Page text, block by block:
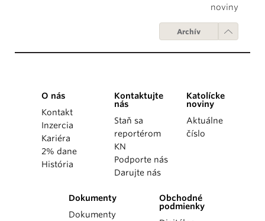
noviny
Archív
O nás
Kontakt
Inzercia
Kariéra
2% dane
História
Kontaktujte
nás
Staň sa
reportérom
KN
Podporte nás
Darujte nás
Katolícke
noviny
Aktuálne
číslo
Dokumenty
Dokumenty
Obchodné
podmienky